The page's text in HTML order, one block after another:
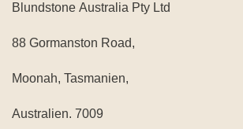
Blundstone Australia Pty Ltd
88 Gormanston Road,
Moonah, Tasmanien,
Australien. 7009